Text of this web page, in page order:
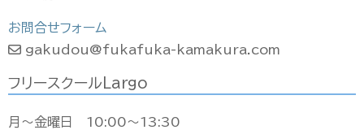
お問合せフォーム
gakudou@fukafuka-kamakura.com
フリースクールLargo
月〜金曜日 10:00〜13:30